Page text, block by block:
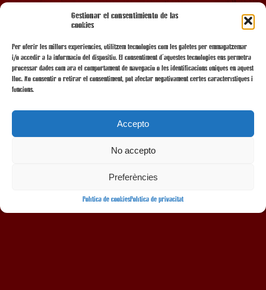
Gestionar el consentimiento de las
cookies
Per oferir les millors experiències, utilitzem tecnologies com les galetes per emmagatzemar
i/o accedir a la informació del dispositiu. El consentiment d'aquestes tecnologies ens permetrà
processar dades com ara el comportament de navegació o les identificacions úniques en aquest
lloc. No consentir o retirar el consentiment, pot afectar negativament certes característiques i
funcions.
Accepto
No accepto
Preferències
Política de cookiesPolítica de privacitat
AMB EL SUPORT
AMB LA COL·LABORACIÓ